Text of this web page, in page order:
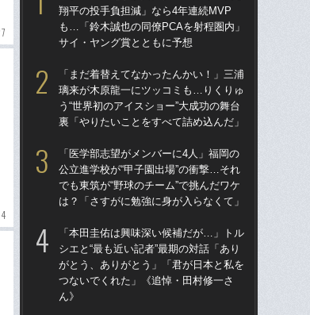
翔平の投手負担減」なら4年連続MVP
も…「鈴木誠也の同僚PCAを射程圏内」
サイ・ヤング賞とともに予想
「まだ着替えてなかったんかい！」三浦
璃来が木原龍一にツッコミも…りくりゅ
う“世界初のアイスショー”大成功の舞台
裏「やりたいことをすべて詰め込んだ」
「医学部志望がメンバーに4人」福岡の
公立進学校が“甲子園出場”の衝撃…それ
でも東筑が“野球のチーム”で挑んだワケ
は？「さすがに勉強に身が入らなくて」
「本田圭佑は興味深い候補だが…」トル
シエと“最も近い記者”最期の対話「あり
がとう、ありがとう」「君が日本と私を
つないでくれた」《追悼・田村修一さ
ん》